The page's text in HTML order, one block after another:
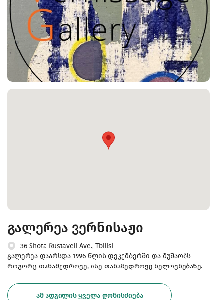
გალერეა ვერნისაჟი
36 Shota Rustaveli Ave., Tbilisi
გალერეა დაარსდა 1996 წლის დეკემბერში და მუშაობს
როგორც თანამედროვე, ისე თანამედროვე ხელოვნებაზე.
ᲐᲛ ᲐᲓᲒᲘᲚᲘᲡ ᲧᲕᲔᲚᲐ ᲦᲝᲜᲘᲡᲫᲘᲔᲑᲐ